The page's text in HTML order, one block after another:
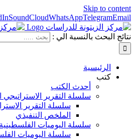
Skip to content
SoundCloudWhatsAppTelegramEmail
نتائج البحث بالنسبة الي :
الرئيسية
كتب
أحدث الكتب
سلسلة التقرير
سلسلة التقرير
الملخص التنفيذي
سلسلة اليوميات الفلسطينية
سلسلة اليوميات